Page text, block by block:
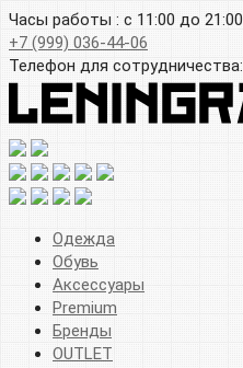
Часы работы : с 11:00 до 21:00
+7 (999) 036-44-06
Телефон для сотрудничества:
Одежда
Обувь
Аксессуары
Premium
Бренды
OUTLET